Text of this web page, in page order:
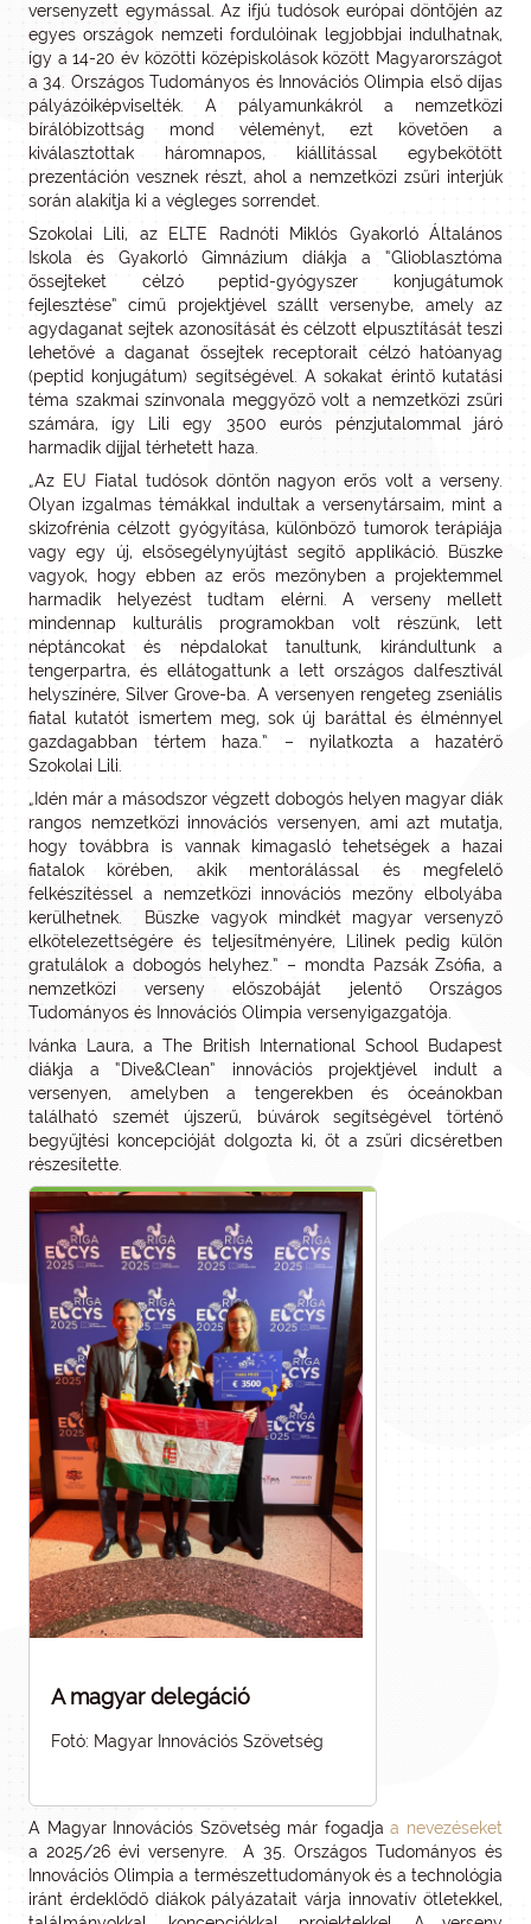
versenyzett egymással. Az ifjú tudósok európai döntőjén az
egyes országok nemzeti fordulóinak legjobbjai indulhatnak,
így a 14-20 év közötti középiskolások között Magyarországot
a 34. Országos Tudományos és Innovációs Olimpia első díjas
pályázóiképviselték. A pályamunkákról a nemzetközi
bírálóbizottság mond véleményt, ezt követően a
kiválasztottak háromnapos, kiállítással egybekötött
prezentáción vesznek részt, ahol a nemzetközi zsűri interjúk
során alakítja ki a végleges sorrendet.
Szokolai Lili, az ELTE Radnóti Miklós Gyakorló Általános
Iskola és Gyakorló Gimnázium diákja a “Glioblasztóma
őssejteket célzó peptid-gyógyszer konjugátumok
fejlesztése” című projektjével szállt versenybe, amely az
agydaganat sejtek azonosítását és célzott elpusztítását teszi
lehetővé a daganat őssejtek receptorait célzó hatóanyag
(peptid konjugátum) segítségével. A sokakat érintő kutatási
téma szakmai színvonala meggyőző volt a nemzetközi zsűri
számára, így Lili egy 3500 eurós pénzjutalommal járó
harmadik díjjal térhetett haza.
„Az EU Fiatal tudósok döntőn nagyon erős volt a verseny.
Olyan izgalmas témákkal indultak a versenytársaim, mint a
skizofrénia célzott gyógyítása, különböző tumorok terápiája
vagy egy új, elsősegélynyújtást segítő applikáció. Büszke
vagyok, hogy ebben az erős mezőnyben a projektemmel
harmadik helyezést tudtam elérni. A verseny mellett
mindennap kulturális programokban volt részünk, lett
néptáncokat és népdalokat tanultunk, kirándultunk a
tengerpartra, és ellátogattunk a lett országos dalfesztivál
helyszínére, Silver Grove-ba. A versenyen rengeteg zseniális
fiatal kutatót ismertem meg, sok új baráttal és élménnyel
gazdagabban tértem haza.” – nyilatkozta a hazatérő
Szokolai Lili.
„Idén már a másodszor végzett dobogós helyen magyar diák
rangos nemzetközi innovációs versenyen, ami azt mutatja,
hogy továbbra is vannak kimagasló tehetségek a hazai
fiatalok körében, akik mentorálással és megfelelő
felkészítéssel a nemzetközi innovációs mezőny elbolyába
kerülhetnek. Büszke vagyok mindkét magyar versenyző
elkötelezettségére és teljesítményére, Lilinek pedig külön
gratulálok a dobogós helyhez.” – mondta Pazsák Zsófia, a
nemzetközi verseny előszobáját jelentő Országos
Tudományos és Innovációs Olimpia versenyigazgatója.
Ivánka Laura, a The British International School Budapest
diákja a “Dive&Clean” innovációs projektjével indult a
versenyen, amelyben a tengerekben és óceánokban
található szemét újszerű, búvárok segítségével történő
begyűjtési koncepcióját dolgozta ki, őt a zsűri dicséretben
részesítette.
A magyar delegáció
Fotó: Magyar Innovációs Szövetség
A Magyar Innovációs Szövetség már fogadjaa nevezéseket
a 2025/26 évi versenyre. A 35. Országos Tudományos és
Innovációs Olimpia a természettudományok és a technológia
iránt érdeklődő diákok pályázatait várja innovatív ötletekkel,